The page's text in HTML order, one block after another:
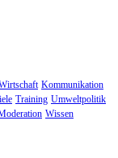
Kommunikation
Training Umweltpolitik
Wissen